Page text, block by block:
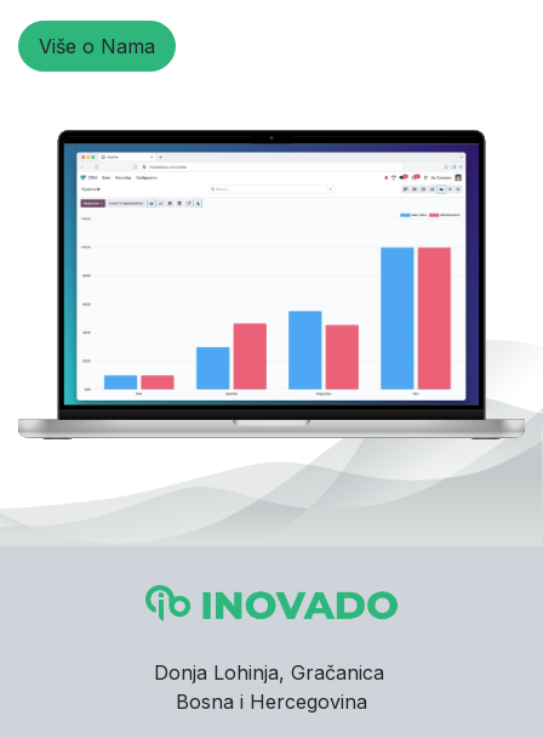
Više o Nama
Donja Lohinja, Gračanica
Bosna i Hercegovina